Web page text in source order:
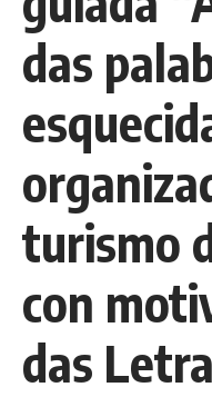
das
turismo
con
das